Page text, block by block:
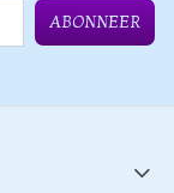
ABONNEER